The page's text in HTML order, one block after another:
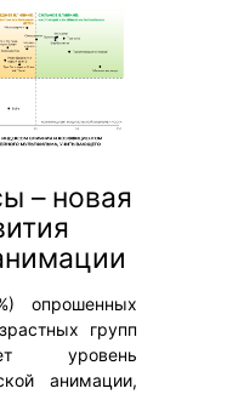
– новая
опрошенных
групп
уровень
анимации,